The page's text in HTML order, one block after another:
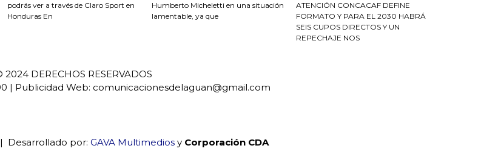
podrás ver a través de Claro Sport en
Honduras En
Humberto Micheletti en una situación
lamentable, ya que
ATENCIÓN CONCACAF DEFINE
FORMATO Y PARA EL 2030 HABRÁ
SEIS CUPOS DIRECTOS Y UN
REPECHAJE NOS
2024 DERECHOS RESERVADOS
| Publicidad Web: comunicacionesdelaguan@gmail.com
Desarrollado por: GAVA Multimedios y Corporación CDA